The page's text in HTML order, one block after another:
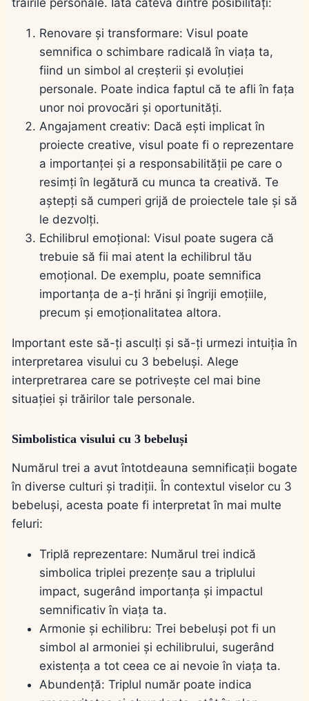
trăirile personale. Iată câteva dintre posibilități:
Renovare și transformare: Visul poate
semnifica o schimbare radicală în viața ta,
fiind un simbol al creșterii și evoluției
personale. Poate indica faptul că te afli în fața
unor noi provocări și oportunități.
Angajament creativ: Dacă ești implicat în
proiecte creative, visul poate fi o reprezentare
a importanței și a responsabilității pe care o
resimți în legătură cu munca ta creativă. Te
aștepți să cumperi grijă de proiectele tale și să
le dezvolți.
Echilibrul emoțional: Visul poate sugera că
trebuie să fii mai atent la echilibrul tău
emoțional. De exemplu, poate semnifica
importanța de a-ți hrăni și îngriji emoțiile,
precum și emoționalitatea altora.
Important este să-ți asculți și să-ți urmezi intuiția în
interpretarea visului cu 3 bebeluși. Alege
interpretrarea care se potrivește cel mai bine
situației și trăirilor tale personale.
Simbolistica visului cu 3 bebeluși
Numărul trei a avut întotdeauna semnificații bogate
în diverse culturi și tradiții. În contextul viselor cu 3
bebeluși, acesta poate fi interpretat în mai multe
feluri:
Triplă reprezentare: Numărul trei indică
simbolica triplei prezențe sau a triplului
impact, sugerând importanța și impactul
semnificativ în viața ta.
Armonie și echilibru: Trei bebeluși pot fi un
simbol al armoniei și echilibrului, sugerând
existența a tot ceea ce ai nevoie în viața ta.
Abundență: Triplul număr poate indica